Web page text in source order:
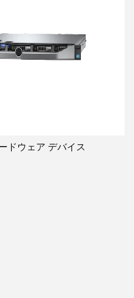
ドウェア デバイス